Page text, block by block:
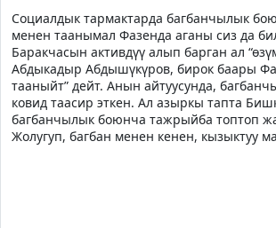
Социалдык тармактарда багбанчылык
менен таанымал Фазенда аганы сиз да
Баракчасын активдүү алып барган ал
Абдыкадыр Абдышүкүров, бирок баары
тааныйт” дейт. Анын айтуусунда,
ковид таасир эткен. Ал азыркы тапта
багбанчылык боюнча тажрыйба топтоп
Жолугуп, багбан менен кенен, кызыктуу